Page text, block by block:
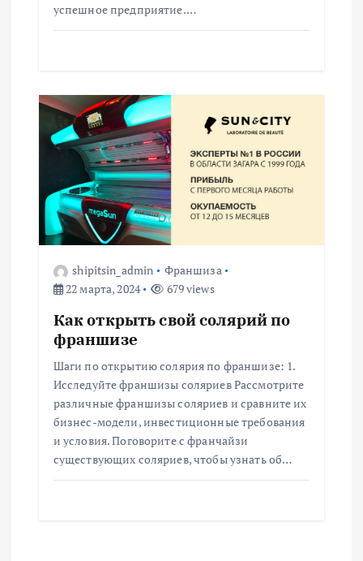
успешное предприятие.…
shipitsin_admin
Франшиза
22 марта, 2024
679 views
Как открыть свой солярий по
франшизе
Шаги по открытию солярия по франшизе: 1.
Исследуйте франшизы соляриев Рассмотрите
различные франшизы соляриев и сравните их
бизнес-модели, инвестиционные требования
и условия. Поговорите с франчайзи
существующих соляриев, чтобы узнать об…